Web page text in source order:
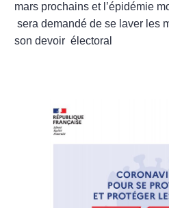
mars prochains et l’épidémie
sera demandé de se laver les
son devoir électoral